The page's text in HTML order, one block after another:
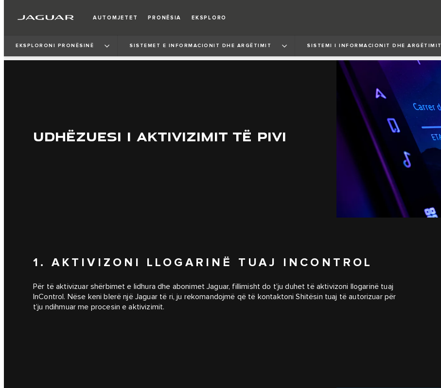
AUTOMJETET PRONËSIA EKSPLORO
EKSPLORONI PRONËSINË SISTEMET E INFORMACIONIT DHE ARGËTIMIT SISTEMI I INFORMACIONIT DHE ARGËTIMIT
UDHËZUESI I AKTIVIZIMIT TË PIVI
1. AKTIVIZONI LLOGARINË TUAJ INCONTROL
Për të aktivizuar shërbimet e lidhura dhe abonimet Jaguar, fillimisht do t’ju duhet të aktivizoni llogarinë tuaj
InControl. Nëse keni blerë një Jaguar të ri, ju rekomandojmë që të kontaktoni Shitësin tuaj të autorizuar për
t’ju ndihmuar me procesin e aktivizimit.